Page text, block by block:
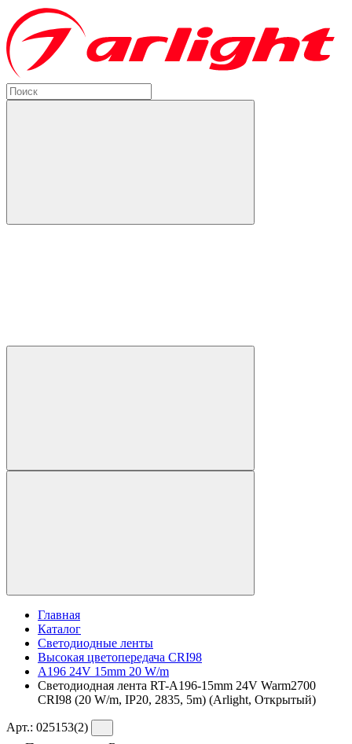
Главная
Каталог
Светодиодные ленты
Высокая цветопередача CRI98
A196 24V 15mm 20 W/m
Светодиодная лента RT-A196-15mm 24V Warm2700
CRI98 (20 W/m, IP20, 2835, 5m) (Arlight, Открытый)
Арт.: 025153(2)